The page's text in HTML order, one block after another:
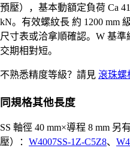
預壓），基本動額定負荷 Ca
kN。有效螺紋長 約 1200 mm
尺寸表或洽拿順確認。W 基準
交期相對短。
不熟悉精度等級？請見 滾珠螺
同規格其他長度
SS 軸徑 40 mm×導程 8 mm
壓）： W4007SS-1Z-C5Z8、